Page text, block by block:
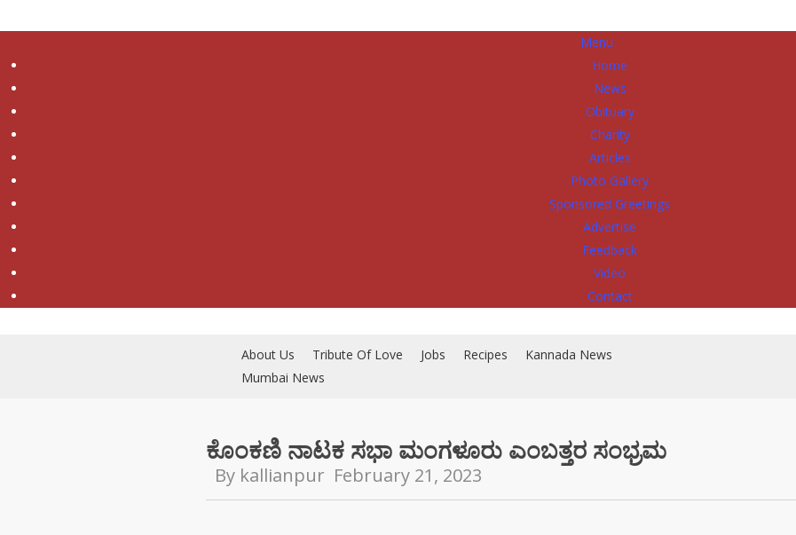
to
Menu
Home
News
Obituary
Charity
Articles
Photo Gallery
Sponsored Greetings
Advertise
Feedback
Video
Contact
About Us Tribute Of Love Jobs Recipes
Kannada News
Mumbai News
ಕೊಂಕಣಿ ನಾಟಕ ಸಭಾ ಮಂಗಳೂರು ಎಂಬತ್ತರ ಸಂಭ್ರಮ
By kallianpur February 21, 2023